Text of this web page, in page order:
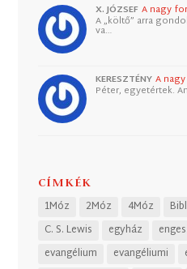
X. JÓZSEF A nagy
A „költő” arra
va…
KERESZTÉNY A
Péter, egyetértek.
CÍMKÉK
1Móz 2Móz 4Móz
C. S. Lewis
egyház
evangélium
evangéliumi